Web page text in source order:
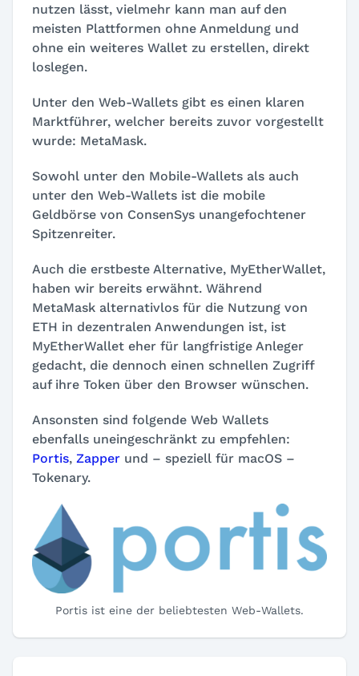
nutzen lässt, vielmehr kann man auf den
meisten Plattformen ohne Anmeldung und
ohne ein weiteres Wallet zu erstellen, direkt
loslegen.
Unter den Web-Wallets gibt es einen klaren
Marktführer, welcher bereits zuvor vorgestellt
wurde: MetaMask.
Sowohl unter den Mobile-Wallets als auch
unter den Web-Wallets ist die mobile
Geldbörse von ConsenSys unangefochtener
Spitzenreiter.
Auch die erstbeste Alternative, MyEtherWallet,
haben wir bereits erwähnt. Während
MetaMask alternativlos für die Nutzung von
ETH in dezentralen Anwendungen ist, ist
MyEtherWallet eher für langfristige Anleger
gedacht, die dennoch einen schnellen Zugriff
auf ihre Token über den Browser wünschen.
Ansonsten sind folgende Web Wallets
ebenfalls uneingeschränkt zu empfehlen:
Portis, Zapper und – speziell für macOS –
Tokenary.
Portis ist eine der beliebtesten Web-Wallets.